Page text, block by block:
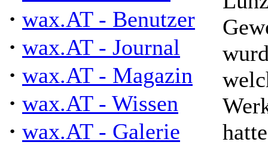
· wax.AT - Benutzer
· wax.AT - Journal
· wax.AT - Magazin
· wax.AT - Wissen
· wax.AT - Galerie